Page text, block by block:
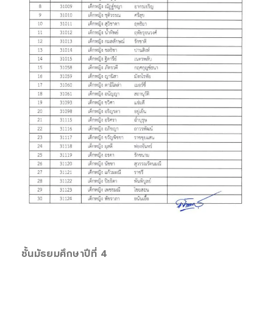
ชั้นมัธยมศึกษาปีที่ 4